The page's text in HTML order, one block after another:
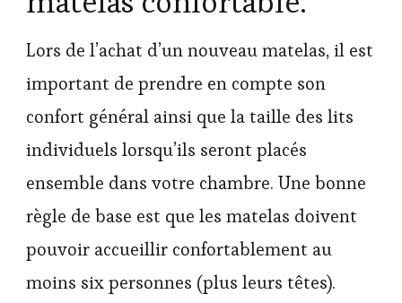
Lors de l’achat d’un nouveau matelas, il est
important de prendre en compte son
confort général ainsi que la taille des lits
individuels lorsqu’ils seront placés
ensemble dans votre chambre. Une bonne
règle de base est que les matelas doivent
pouvoir accueillir confortablement au
moins six personnes (plus leurs têtes).